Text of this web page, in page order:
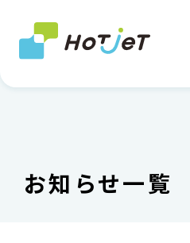
お知らせ一覧